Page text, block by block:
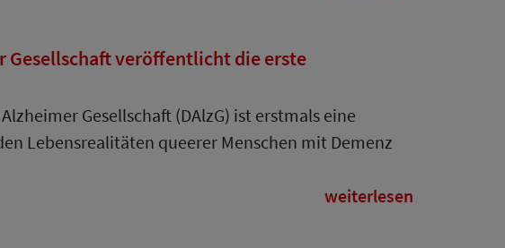
Gesellschaft veröffentlicht die erste
Gesellschaft (DAlzG) ist erstmals eine
Lebensrealitäten queerer Menschen mit Demenz
weiterlesen